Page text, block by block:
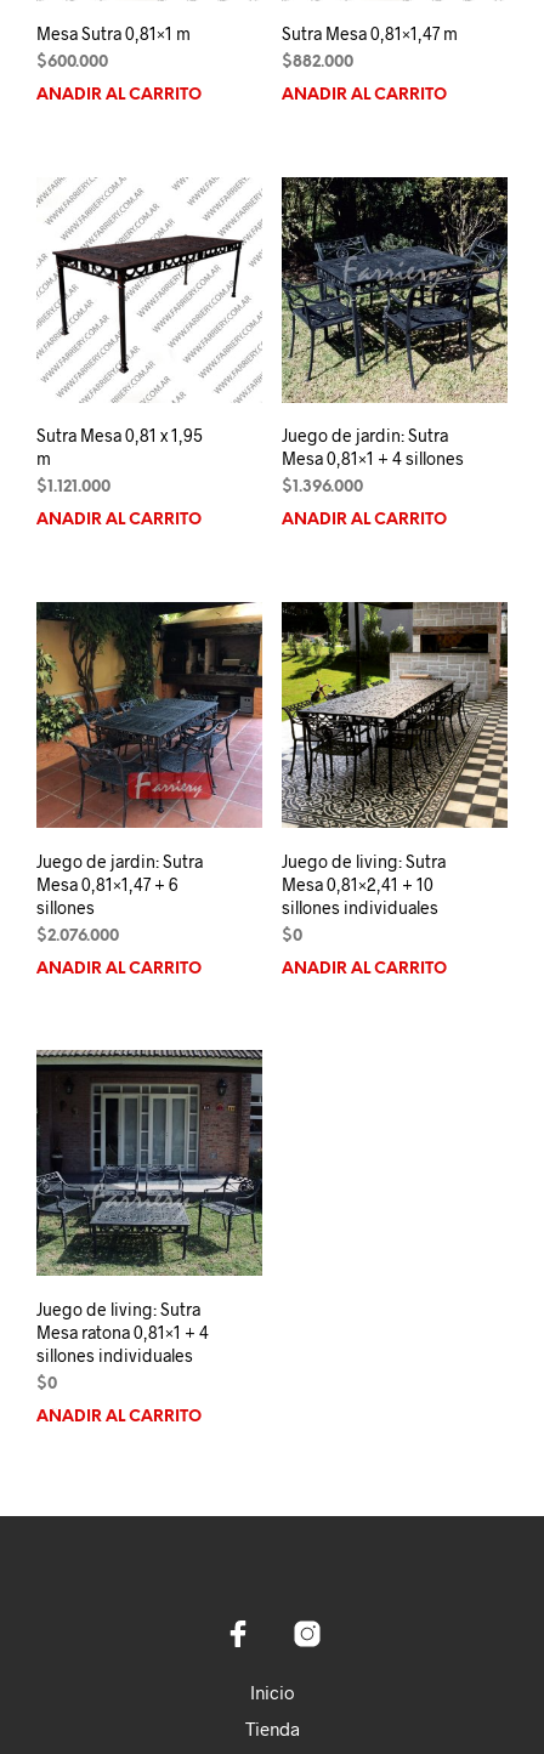
Mesa Sutra 0,81×1 m
$600.000
AÑADIR AL CARRITO
Sutra Mesa 0,81×1,47 m
$882.000
AÑADIR AL CARRITO
Sutra Mesa 0,81 x 1,95
m
$ 1.121.000
AÑADIR AL CARRITO
Juego de jardin: Sutra
Mesa 0,81×1 + 4 sillones
$ 1.396.000
AÑADIR AL CARRITO
Juego de jardin: Sutra
Mesa 0,81×1,47 + 6
sillones
$2.076.000
AÑADIR AL CARRITO
Juego de living: Sutra
Mesa 0,81×2,41 + 10
sillones individuales
$0
AÑADIR AL CARRITO
Juego de living: Sutra
Mesa ratona 0,81×1 + 4
sillones individuales
$0
AÑADIR AL CARRITO
Inicio
Tienda